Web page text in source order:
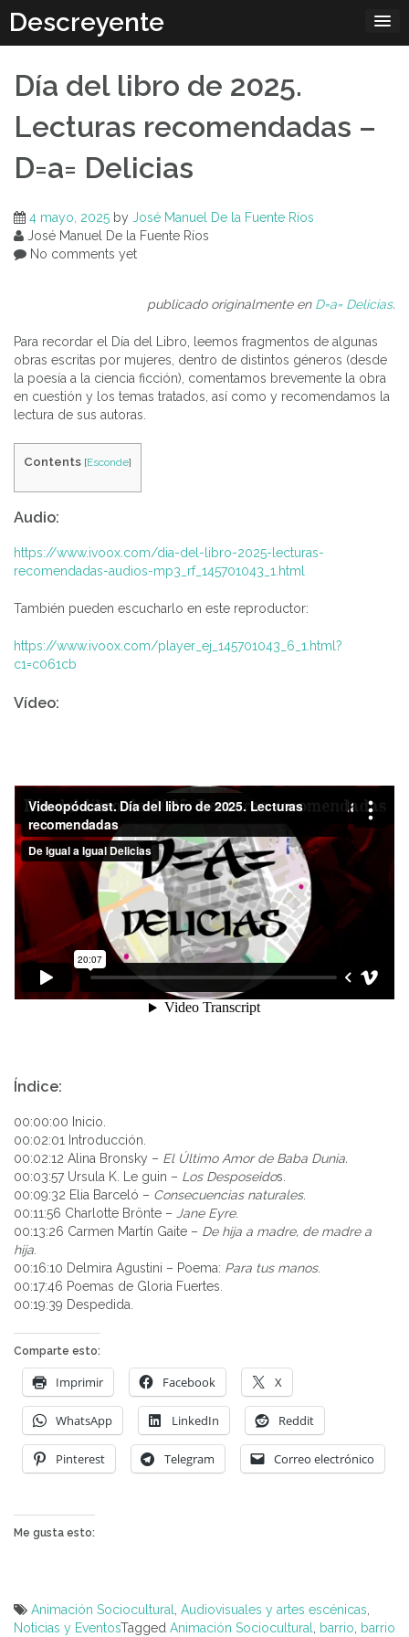
content
Descreyente
Día del libro de 2025.
Lecturas recomendadas –
D=a= Delicias
4 mayo, 2025 by José Manuel De la Fuente Ríos
José Manuel De la Fuente Ríos
No comments yet
publicado originalmente en D=a= Delicias.
Para recordar el Día del Libro, leemos fragmentos de algunas
obras escritas por mujeres, dentro de distintos géneros (desde
la poesía a la ciencia ficción), comentamos brevemente la obra
en cuestión y los temas tratados, así como y recomendamos la
lectura de sus autoras.
Contents [Esconde]
Audio:
https://www.ivoox.com/dia-del-libro-2025-lecturas-
recomendadas-audios-mp3_rf_145701043_1.html
También pueden escucharlo en este reproductor:
https://www.ivoox.com/player_ej_145701043_6_1.html?
c1=c061cb
Vídeo:
Índice:
00:00:00 Inicio.
00:02:01 Introducción.
00:02:12 Alina Bronsky – El Último Amor de Baba Dunia.
00:03:57 Ursula K. Le guin – Los Desposeidos.
00:09:32 Elia Barceló – Consecuencias naturales.
00:11:56 Charlotte Brönte – Jane Eyre.
00:13:26 Carmen Martín Gaite – De hija a madre, de madre a
hija
00:16:10 Delmira Agustini – Poema: Para tus manos.
00:17:46 Poemas de Gloria Fuertes.
00:19:39 Despedida.
Comparte esto:
Imprimir Facebook X
WhatsApp LinkedIn Reddit
Pinterest Telegram Correo electrónico
Me gusta esto:
Animación Sociocultural Audiovisuales y artes escénicas
Noticias y EventosTagged Animación Sociocultural barrio barrio